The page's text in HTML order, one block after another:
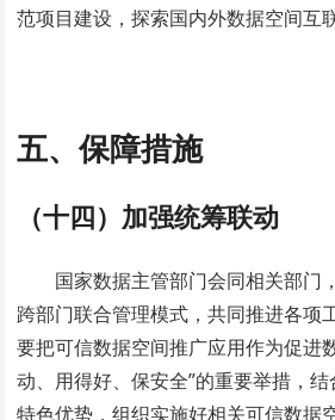
范项目建设，探索国内外数据空间互
五、保障措施
（十四）加强统筹联动
国家数据主管部门会同相关部门
跨部门联合管理模式，共同推进各项
要把可信数据空间推广应用作为促进
动、用得好、保安全”的重要举措，
特色优势，组织实施好相关可信数据